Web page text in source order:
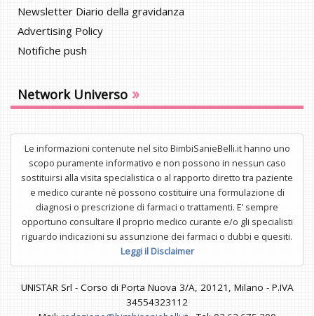
Newsletter Diario della gravidanza
Advertising Policy
Notifiche push
Network Universo »
Le informazioni contenute nel sito BimbiSanieBelli.it hanno uno
scopo puramente informativo e non possono in nessun caso
sostituirsi alla visita specialistica o al rapporto diretto tra paziente
e medico curante né possono costituire una formulazione di
diagnosi o prescrizione di farmaci o trattamenti. E’ sempre
opportuno consultare il proprio medico curante e/o gli specialisti
riguardo indicazioni su assunzione dei farmaci o dubbi e quesiti.
Leggi il Disclaimer
UNISTAR Srl - Corso di Porta Nuova 3/A, 20121, Milano - P.IVA
34554323112